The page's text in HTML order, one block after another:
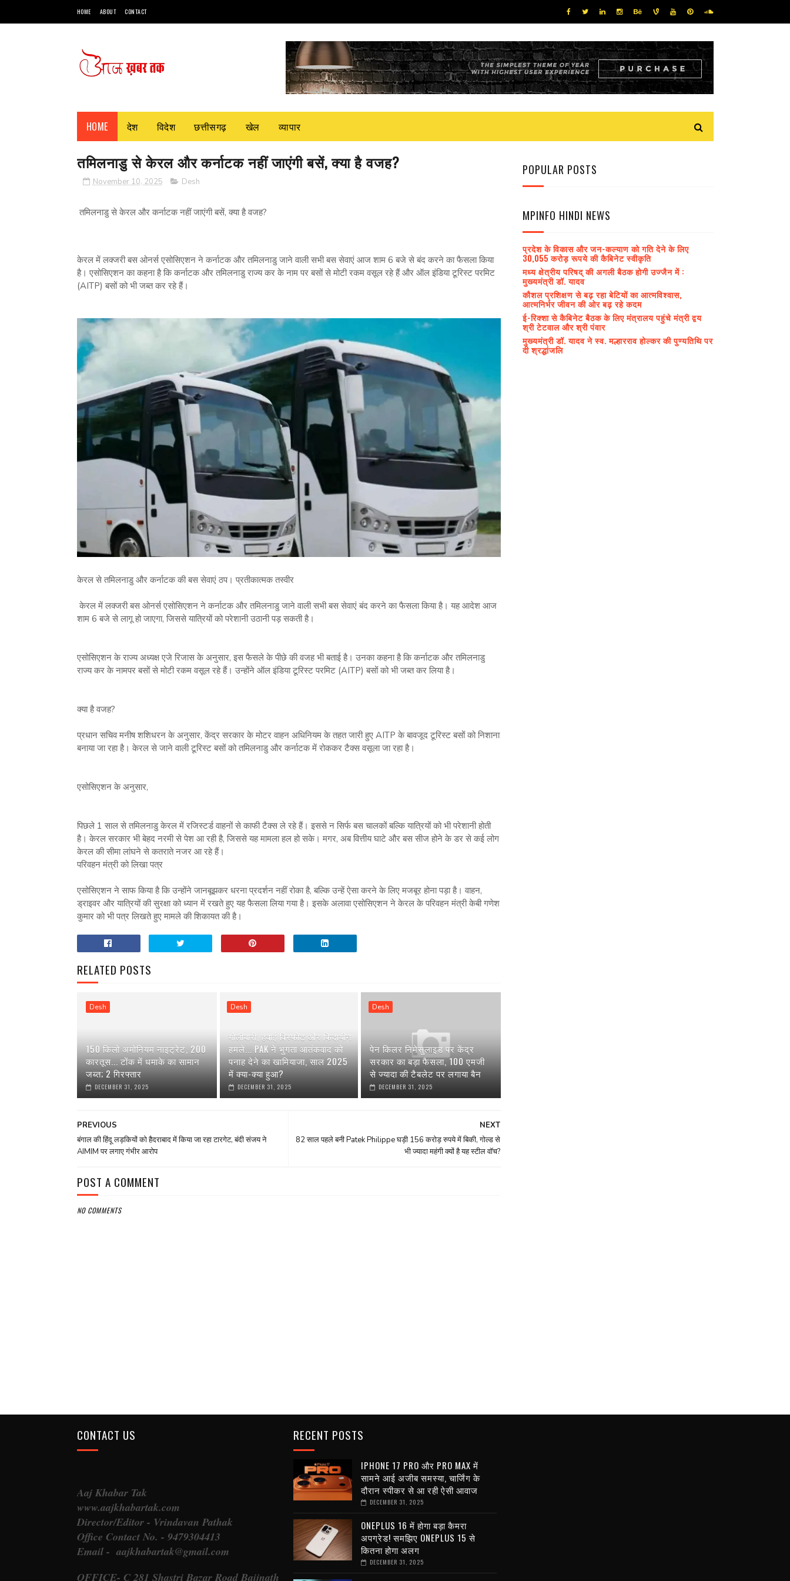
HOME ABOUT CONTACT
HOME देश विदेश छत्तीसगढ़ खेल व्यापार
तमिलनाडु से केरल और कर्नाटक नहीं जाएंगी बसें, क्या है वजह?
November 10, 2025 Desh
तमिलनाडु से केरल और कर्नाटक नहीं जाएंगी बसें, क्या है वजह?
केरल में लक्जरी बस ओनर्स एसोसिएशन ने कर्नाटक और तमिलनाडु जाने वाली सभी बस सेवाएं आज शाम 6 बजे से बंद करने का फैसला किया
है। एसोसिएशन का कहना है कि कर्नाटक और तमिलनाडु राज्य कर के नाम पर बसों से मोटी रकम वसूल रहे हैं और ऑल इंडिया टूरिस्ट परमिट
(AITP) बसों को भी जब्त कर रहे हैं।
केरल से तमिलनाडु और कर्नाटक की बस सेवाएं ठप। प्रतीकात्मक तस्वीर
केरल में लक्जरी बस ओनर्स एसोसिएशन ने कर्नाटक और तमिलनाडु जाने वाली सभी बस सेवाएं बंद करने का फैसला किया है। यह आदेश आज
शाम 6 बजे से लागू हो जाएगा, जिससे यात्रियों को परेशानी उठानी पड़ सकती है।
एसोसिएशन के राज्य अध्यक्ष एजे रिजास के अनुसार, इस फैसले के पीछे की वजह भी बताई है। उनका कहना है कि कर्नाटक और तमिलनाडु
राज्य कर के नामपर बसों से मोटी रकम वसूल रहे हैं। उन्होंने ऑल इंडिया टूरिस्ट परमिट (AITP) बसों को भी जब्त कर लिया है।
क्या है वजह?
प्रधान सचिव मनीष शशिधरन के अनुसार, केंद्र सरकार के मोटर वाहन अधिनियम के तहत जारी हुए AITP के बावजूद टूरिस्ट बसों को निशाना
बनाया जा रहा है। केरल से जाने वाली टूरिस्ट बसों को तमिलनाडु और कर्नाटक में रोककर टैक्स वसूला जा रहा है।
एसोसिएशन के अनुसार,
पिछले 1 साल से तमिलनाडु केरल में रजिस्टर्ड वाहनों से काफी टैक्स ले रहे हैं। इससे न सिर्फ बस चालकों बल्कि यात्रियों को भी परेशानी होती
है। केरल सरकार भी बेहद नरमी से पेश आ रही है, जिससे यह मामला हल हो सके। मगर, अब वित्तीय घाटे और बस सीज होने के डर से कई लोग
केरल की सीमा लांघने से कतराते नजर आ रहे हैं।
परिवहन मंत्री को लिखा पत्र
एसोसिएशन ने साफ किया है कि उन्होंने जानबूझकर धरना प्रदर्शन नहीं रोका है, बल्कि उन्हें ऐसा करने के लिए मजबूर होना पड़ा है। वाहन,
ड्राइवर और यात्रियों की सुरक्षा को ध्यान में रखते हुए यह फैसला लिया गया है। इसके अलावा एसोसिएशन ने केरल के परिवहन मंत्री केबी गणेश
कुमार को भी पत्र लिखते हुए मामले की शिकायत की है।
RELATED POSTS
Desh
150 किलो अमोनियम नाइट्रेट, 200
कारतूस... टोंक में धमाके का सामान
जब्त; 2 गिरफ्तार
DECEMBER 31, 2025
Desh
गोलीबारी, हवाई विस्फोट और फिदायीन
हमले... PAK ने भुगता आतंकवाद को
पनाह देने का खामियाजा, साल 2025
में क्या-क्या हुआ?
DECEMBER 31, 2025
Desh
पेन किलर निमेसुलाइड पर केंद्र
सरकार का बड़ा फैसला, 100 एमजी
से ज्यादा की टैबलेट पर लगाया बैन
DECEMBER 31, 2025
NEXT
82 साल पहले बनी Patek Philippe घड़ी 156 करोड़ रुपये में बिकी, गोल्ड से
भी ज्यादा महंगी क्यों है यह स्टील वॉच?
PREVIOUS
बंगाल की हिंदू लड़कियों को हैदराबाद में किया जा रहा टारगेट, बंदी संजय ने
AIMIM पर लगाए गंभीर आरोप
POST A COMMENT
NO COMMENTS
POPULAR POSTS
MPINFO HINDI NEWS
प्रदेश के विकास और जन-कल्याण को गति देने के लिए
30,055 करोड़ रूपये की कैबिनेट स्वीकृति
मध्य क्षेत्रीय परिषद् की अगली बैठक होगी उज्जैन में :
मुख्यमंत्री डॉ. यादव
कौशल प्रशिक्षण से बढ़ रहा बेटियों का आत्मविश्वास,
आत्मनिर्भर जीवन की ओर बढ़ रहे कदम
ई-रिक्शा से कैबिनेट बैठक के लिए मंत्रालय पहुंचे मंत्री द्वय
श्री टेटवाल और श्री पंवार
मुख्यमंत्री डॉ. यादव ने स्व. मल्हारराव होल्कर की पुण्यतिथि पर
दी श्रद्धांजलि
CONTACT US
Aaj Khabar Tak
www.aajkhabartak.com
Director/Editor - Vrindavan Pathak
Office Contact No. - 9479304413
Email - aajkhabartak@gmail.com
OFFICE- C 281 Shastri Bazar Road Baijnath
RECENT POSTS
IPHONE 17 PRO और PRO MAX में
सामने आई अजीब समस्या, चार्जिंग के
दौरान स्पीकर से आ रही ऐसी आवाज
DECEMBER 31, 2025
ONEPLUS 16 में होगा बड़ा कैमरा
अपग्रेड! समझिए ONEPLUS 15 से
कितना होगा अलग
DECEMBER 31, 2025